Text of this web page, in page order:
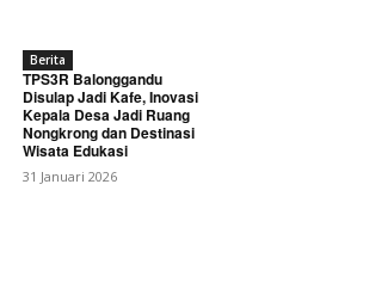
Berita
TPS3R Balonggandu
Disulap Jadi Kafe, Inovasi
Kepala Desa Jadi Ruang
Nongkrong dan Destinasi
Wisata Edukasi
31 Januari 2026